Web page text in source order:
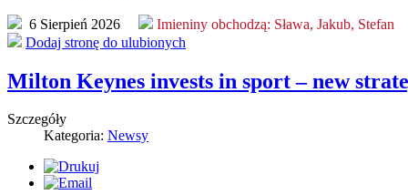
6 Sierpień 2026 Imieniny obchodzą: Sława, Jakub, Stefan
Dodaj stronę do ulubionych
Milton Keynes invests in sport – new
Szczegóły
Kategoria: Newsy